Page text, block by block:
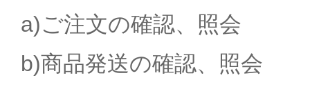
a)ご注文の確認、照会
b)商品発送の確認、照会